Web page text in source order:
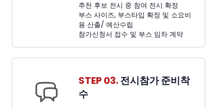
추천 후보 전시 중 참여 전시 확정
부스 사이즈, 부스타입 확정 및 소요비
용 산출/ 예산수립
참가신청서 접수 및 부스 임차 계약
STEP 03.전시참가 준비착
수